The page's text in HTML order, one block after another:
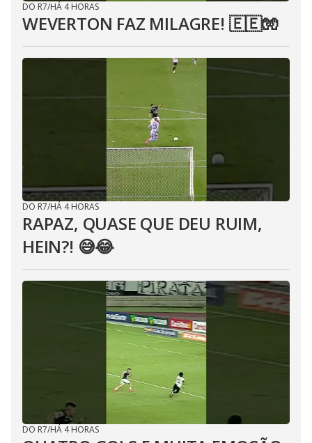
DO R7/HÁ 4 HORAS
WEVERTON FAZ MILAGRE! 🇪🇪🧤
DO R7/HÁ 4 HORAS
RAPAZ, QUASE QUE DEU RUIM,
HEIN?! 😅😂⁣
DO R7/HÁ 4 HORAS